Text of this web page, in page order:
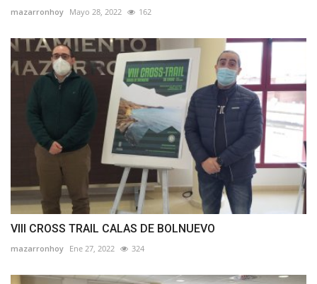
mazarronhoy Mayo 28, 2022 162
VIII CROSS TRAIL CALAS DE BOLNUEVO
mazarronhoy Ene 27, 2022 324